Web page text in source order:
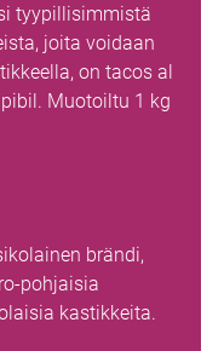
tyypillisimmistä
joita voidaan
on tacos al
Muotoiltu 1 kg
brändi,
pohjaisia
kastikkeita.